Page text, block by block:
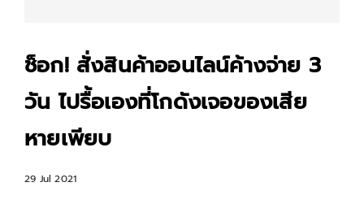
ช็อก! สั่งสินค้าออนไลน์ค้างจ่าย 3
วัน ไปรื้อเองที่โกดังเจอของเสีย
หายเพียบ
29 Jul 2021